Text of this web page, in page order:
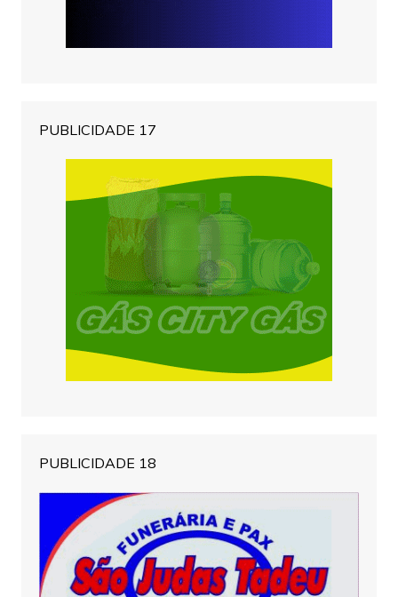
PUBLICIDADE 17
PUBLICIDADE 18